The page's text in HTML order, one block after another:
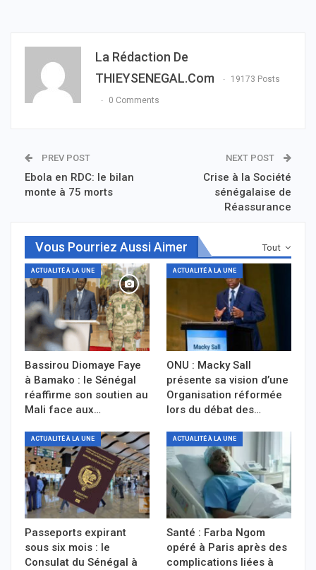
La Rédaction De
THIEYSENEGAL.com
19173 Posts
0 Comments
PREV POST
Ebola en RDC: le bilan
monte à 75 morts
NEXT POST
Crise à la Société
sénégalaise de
Réassurance
Tout
Vous Pourriez Aussi Aimer
ACTUALITÉ À LA UNE
Bassirou Diomaye Faye
à Bamako : le Sénégal
réaffirme son soutien au
Mali face aux…
ACTUALITÉ À LA UNE
ONU : Macky Sall
présente sa vision d’une
Organisation réformée
lors du débat des…
ACTUALITÉ À LA UNE
Passeports expirant
sous six mois : le
Consulat du Sénégal à
ACTUALITÉ À LA UNE
Santé : Farba Ngom
opéré à Paris après des
complications liées à